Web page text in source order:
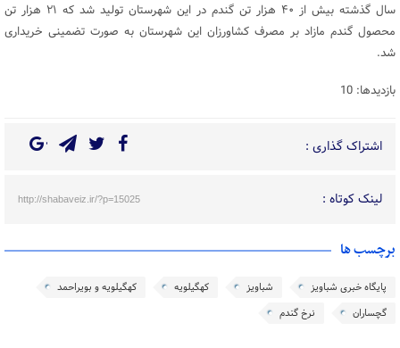
سال گذشته بیش از ۴۰ هزار تن گندم در این شهرستان تولید شد که ۲۱ هزار تن
محصول گندم مازاد بر مصرف کشاورزان این شهرستان به صورت تضمینی خریداری
شد.
بازدیدها: 10
اشتراک گذاری :
لینک کوتاه : http://shabaveiz.ir/?p=15025
برچسب ها
پایگاه خبری شباویز شباویز کهگیلویه
کهگیلویه و بویراحمد
گچساران
نرخ گندم